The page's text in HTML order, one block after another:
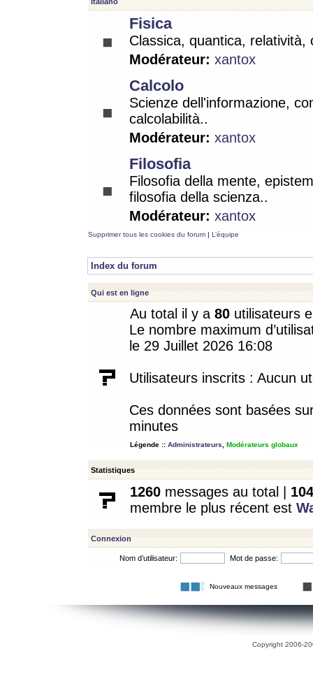
Fisica
Classica, quantica, relatività,
Modérateur: xantox
Calcolo
Scienze dell'informazione,
calcolabilità..
Modérateur: xantox
Filosofia
Filosofia della mente,
filosofia della scienza..
Modérateur: xantox
Supprimer tous les cookies du forum | L’équipe
Index du forum
Qui est en ligne
Au total il y a 80 utilisateurs
Le nombre maximum
le 29 Juillet 2026 16:08
Utilisateurs inscrits : Aucun
Ces données sont basées
minutes
Légende :: Administrateurs Modérateurs globaux
Statistiques
1260 messages au total | 104
membre le plus récent est
Connexion
Nom d’utilisateur: Mot de passe:
Nouveaux messages
Copyright 2006-